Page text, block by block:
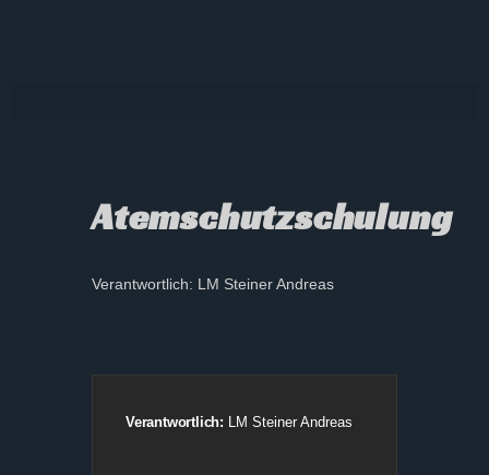
Atemschutzschulung
Verantwortlich: LM Steiner Andreas
Verantwortlich: LM Steiner Andreas